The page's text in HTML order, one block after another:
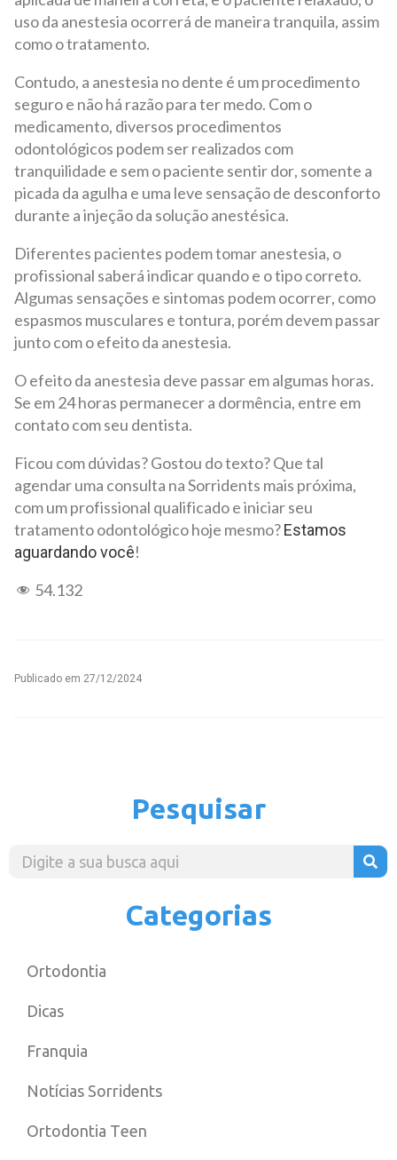
uso da anestesia ocorrerá de maneira tranquila, assim
como o tratamento.
Contudo, a anestesia no dente é um procedimento
seguro e não há razão para ter medo. Com o
medicamento, diversos procedimentos
odontológicos podem ser realizados com
tranquilidade e sem o paciente sentir dor, somente a
picada da agulha e uma leve sensação de desconforto
durante a injeção da solução anestésica.
Diferentes pacientes podem tomar anestesia, o
profissional saberá indicar quando e o tipo correto.
Algumas sensações e sintomas podem ocorrer, como
espasmos musculares e tontura, porém devem passar
junto com o efeito da anestesia.
O efeito da anestesia deve passar em algumas horas.
Se em 24 horas permanecer a dormência, entre em
contato com seu dentista.
Ficou com dúvidas? Gostou do texto? Que tal
agendar uma consulta na Sorridents mais próxima,
com um profissional qualificado e iniciar seu
tratamento odontológico hoje mesmo?Estamos
aguardando você!
54.132
Publicado em 27/12/2024
Pesquisar
Categorias
Ortodontia
Dicas
Franquia
Notícias Sorridents
Ortodontia Teen